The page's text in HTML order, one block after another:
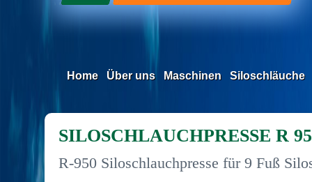
Home Über uns Maschinen Siloschläuche
SILOSCHLAUCHPRESSE R
R-950 Siloschlauchpresse für 9 Fuß